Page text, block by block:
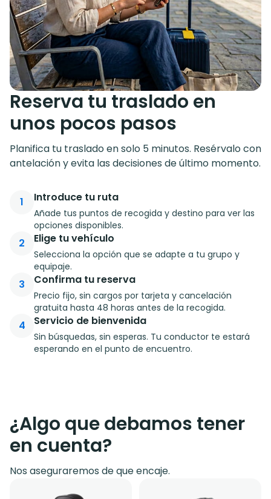
Reserva tu traslado en
unos pocos pasos
Planifica tu traslado en solo 5 minutos. Resérvalo con
antelación y evita las decisiones de último momento.
1 Introduce tu ruta
Añade tus puntos de recogida y destino para ver las
opciones disponibles.
2 Elige tu vehículo
Selecciona la opción que se adapte a tu grupo y
equipaje.
3 Confirma tu reserva
Precio fijo, sin cargos por tarjeta y cancelación
gratuita hasta 48 horas antes de la recogida.
4 Servicio de bienvenida
Sin búsquedas, sin esperas. Tu conductor te estará
esperando en el punto de encuentro.
¿Algo que debamos tener
en cuenta?
Nos aseguraremos de que encaje.